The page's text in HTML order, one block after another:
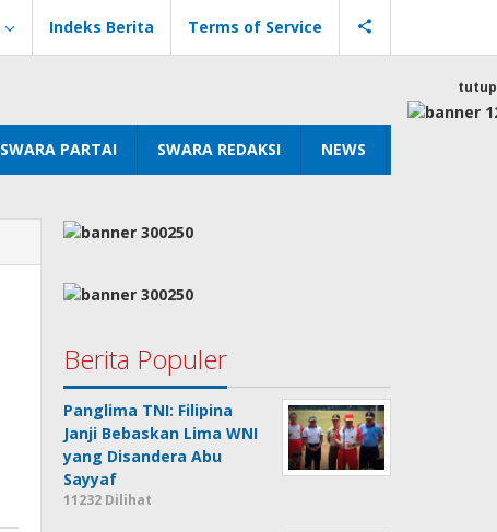
Indeks Berita Terms of Service
SWARA PARTAI SWARA REDAKSI NEWS
tutup
Berita Populer
Panglima TNI: Filipina
Janji Bebaskan Lima WNI
yang Disandera Abu
Sayyaf
11232 Dilihat